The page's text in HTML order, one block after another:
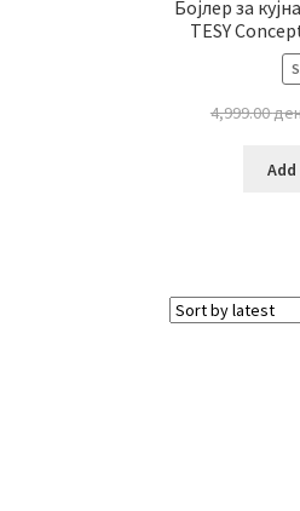
Бојлер за
TESY
4,999.00